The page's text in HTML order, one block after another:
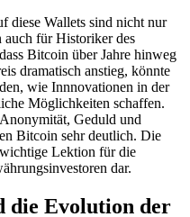
diese Wallets sind nicht nur
auch für Historiker des
Bitcoin über Jahre hinweg
dramatisch anstieg, könnte
wie Innnovationen in der
Möglichkeiten schaffen.
Geduld und
Bitcoin sehr deutlich. Die
Lektion für die
dar.
die Evolution der